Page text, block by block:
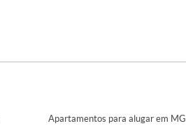
Apartamentos para alugar em MG